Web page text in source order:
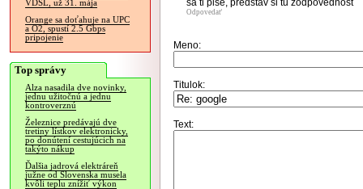
VDSL, už 31. mája
Orange sa doťahuje na UPC
a O2, spustí 2.5 Gbps
pripojenie
Top správy
Alza nasadila dve novinky,
jednu užitočnú a jednu
kontroverznú
Železnice predávajú dve
tretiny lístkov elektronicky,
po donútení cestujúcich na
takýto nákup
Ďalšia jadrová elektráreň
južne od Slovenska musela
kvôli teplu znížiť výkon
sa ti pise, predstav si tu zodpovednost
Odpovedať
Meno:
Titulok:
Text: